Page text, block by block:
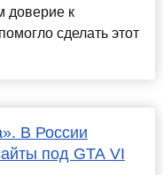
доверие к
сделать этот
В России
под GTA VI